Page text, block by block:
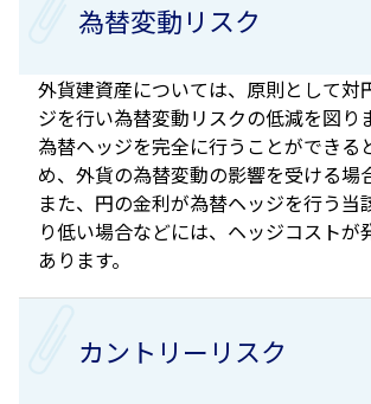
為替変動リスク
外貨建資産については、原則として対
ジを行い為替変動リスクの低減を図り
為替ヘッジを完全に行うことができる
め、外貨の為替変動の影響を受ける場
また、円の金利が為替ヘッジを行う当
り低い場合などには、ヘッジコストが
あります。
カントリーリスク